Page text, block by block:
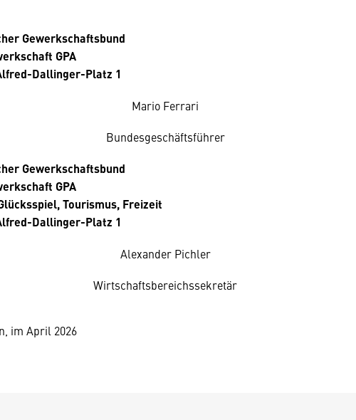
Gewerkschaftsbund
GPA
Dallinger-Platz 1
Mario Ferrari
Bundesgeschäftsführer
Gewerkschaftsbund
GPA
Tourismus, Freizeit
Dallinger-Platz 1
Alexander Pichler
Wirtschaftsbereichssekretär
im April 2026